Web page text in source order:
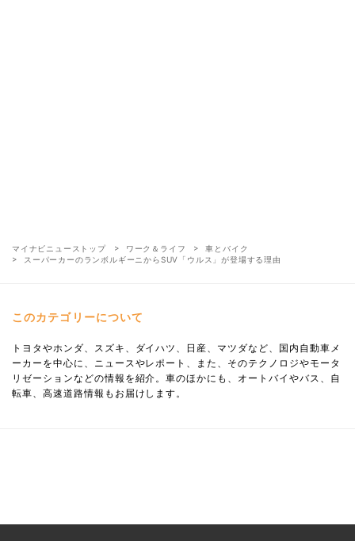
マイナビニューストップ ワーク＆ライフ
車とバイク
スーパーカーのランボルギーニからSUV「ウルス」が登場する理由
このカテゴリーについて
トヨタやホンダ、スズキ、ダイハツ、日産、マツダなど、国内自動車メ
ーカーを中心に、ニュースやレポート、また、そのテクノロジやモータ
リゼーションなどの情報を紹介。車のほかにも、オートバイやバス、自
転車、高速道路情報もお届けします。